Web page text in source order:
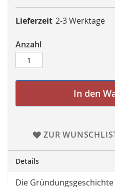
Lieferzeit 2-3 Werktage
Anzahl
In den
ZUR
Details
Die